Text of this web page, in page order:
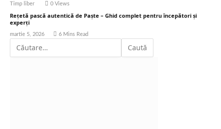
Timp liber 0 Views
Rețetă pască autentică de Paște – Ghid complet pentru începători și
experți
martie 5, 2026 6 Mins Read